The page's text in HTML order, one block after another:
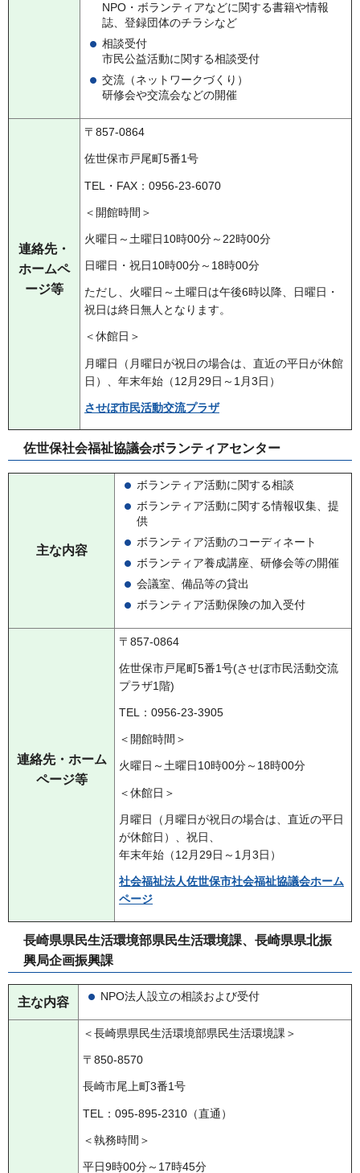
NPO・ボランティアなどに関する書籍や情報
誌、登録団体のチラシなど
相談受付
市民公益活動に関する相談受付
交流（ネットワークづくり）
研修会や交流会などの開催
連絡先・
ホームペ
ージ等
〒857-0864
佐世保市戸尾町5番1号
TEL・FAX：0956-23-6070
＜開館時間＞
火曜日～土曜日10時00分～22時00分
日曜日・祝日10時00分～18時00分
ただし、火曜日～土曜日は午後6時以降、日曜日・
祝日は終日無人となります。
＜休館日＞
月曜日（月曜日が祝日の場合は、直近の平日が休館
日）、年末年始（12月29日～1月3日）
させぼ市民活動交流プラザ
佐世保社会福祉協議会ボランティアセンター
主な内容
ボランティア活動に関する相談
ボランティア活動に関する情報収集、提
供
ボランティア活動のコーディネート
ボランティア養成講座、研修会等の開催
会議室、備品等の貸出
ボランティア活動保険の加入受付
連絡先・ホーム
ページ等
〒857-0864
佐世保市戸尾町5番1号(させぼ市民活動交流
プラザ1階)
TEL：0956-23-3905
＜開館時間＞
火曜日～土曜日10時00分～18時00分
＜休館日＞
月曜日（月曜日が祝日の場合は、直近の平日
が休館日）、祝日、
年末年始（12月29日～1月3日）
社会福祉法人佐世保市社会福祉協議会ホーム
ページ
長崎県県民生活環境部県民生活環境課、長崎県県北振
興局企画振興課
主な内容 NPO法人設立の相談および受付
＜長崎県県民生活環境部県民生活環境課＞
〒850-8570
長崎市尾上町3番1号
TEL：095-895-2310（直通）
＜執務時間＞
平日9時00分～17時45分